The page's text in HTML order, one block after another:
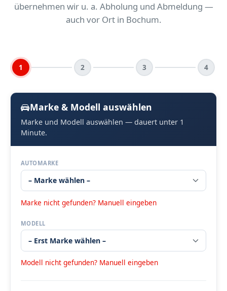
übernehmen wir u. a. Abholung und Abmeldung —
auch vor Ort in Bochum.
1 2 3 4
Marke & Modell auswählen
Marke und Modell auswählen — dauert unter 1
Minute.
AUTOMARKE
Marke nicht gefunden? Manuell eingeben
MODELL
Modell nicht gefunden? Manuell eingeben